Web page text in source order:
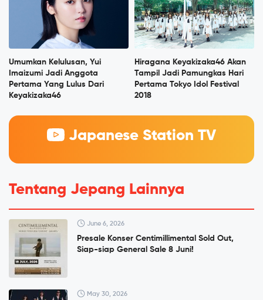
Umumkan Kelulusan, Yui
Imaizumi Jadi Anggota
Pertama Yang Lulus Dari
Keyakizaka46
Hiragana Keyakizaka46 Akan
Tampil Jadi Pamungkas Hari
Pertama Tokyo Idol Festival
2018
Japanese Station TV
Tentang Jepang Lainnya
June 6, 2026
Presale Konser Centimillimental Sold Out,
Siap-siap General Sale 8 Juni!
May 30, 2026